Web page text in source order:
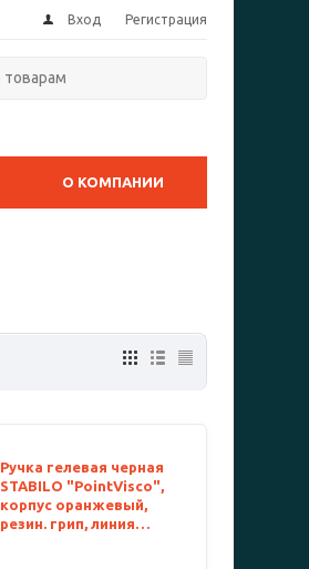
Вход Регистрация
О КОМПАНИИ
Ручка гелевая черная
STABILO "PointVisco",
корпус оранжевый,
резин. грип, линия